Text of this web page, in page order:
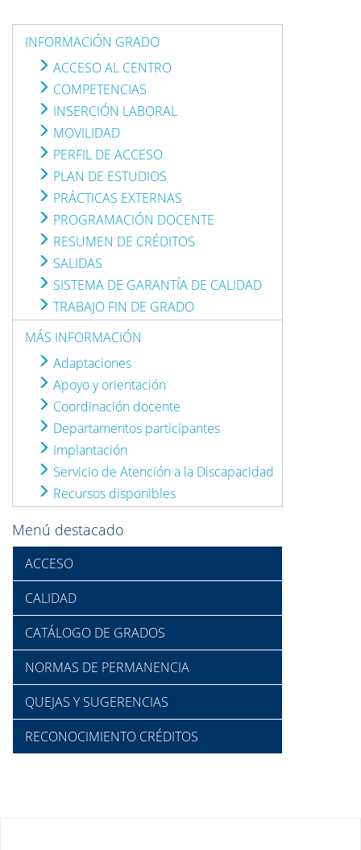
INFORMACIÓN GRADO
ACCESO AL CENTRO
COMPETENCIAS
INSERCIÓN LABORAL
MOVILIDAD
PERFIL DE ACCESO
PLAN DE ESTUDIOS
PRÁCTICAS EXTERNAS
PROGRAMACIÓN DOCENTE
RESUMEN DE CRÉDITOS
SALIDAS
SISTEMA DE GARANTÍA DE CALIDAD
TRABAJO FIN DE GRADO
MÁS INFORMACIÓN
Adaptaciones
Apoyo y orientación
Coordinación docente
Departamentos participantes
Implantación
Servicio de Atención a la Discapacidad
Recursos disponibles
Menú destacado
ACCESO
CALIDAD
CATÁLOGO DE GRADOS
NORMAS DE PERMANENCIA
QUEJAS Y SUGERENCIAS
RECONOCIMIENTO CRÉDITOS